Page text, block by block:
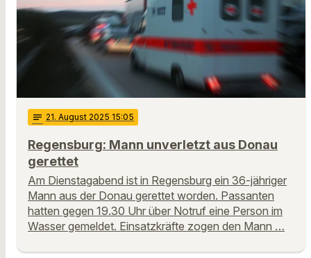
notes 21. August 2025 15:05
Regensburg: Mann unverletzt aus Donau
gerettet
Am Dienstagabend ist in Regensburg ein 36-jähriger
Mann aus der Donau gerettet worden. Passanten
hatten gegen 19.30 Uhr über Notruf eine Person im
Wasser gemeldet. Einsatzkräfte zogen den Mann …